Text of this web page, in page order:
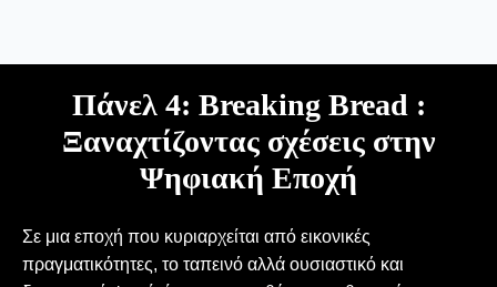
Πάνελ 4: Breaking Bread :
Ξαναχτίζοντας σχέσεις στην
Ψηφιακή Εποχή
Σε μια εποχή που κυριαρχείται από εικονικές
πραγματικότητες, το ταπεινό αλλά ουσιαστικό και